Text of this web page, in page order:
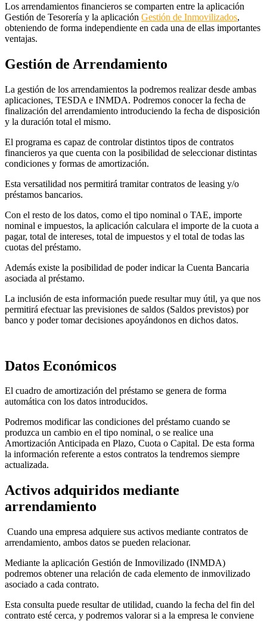
Los arrendamientos financieros se comparten entre la aplicación
Gestión de Tesorería y la aplicación Gestión de Inmovilizados,
obteniendo de forma independiente en cada una de ellas importantes
ventajas.
Gestión de Arrendamiento
La gestión de los arrendamientos la podremos realizar desde ambas
aplicaciones, TESDA e INMDA. Podremos conocer la fecha de
finalización del arrendamiento introduciendo la fecha de disposición
y la duración total el mismo.
El programa es capaz de controlar distintos tipos de contratos
financieros ya que cuenta con la posibilidad de seleccionar distintas
condiciones y formas de amortización.
Esta versatilidad nos permitirá tramitar contratos de leasing y/o
préstamos bancarios.
Con el resto de los datos, como el tipo nominal o TAE, importe
nominal e impuestos, la aplicación calculara el importe de la cuota a
pagar, total de intereses, total de impuestos y el total de todas las
cuotas del préstamo.
Además existe la posibilidad de poder indicar la Cuenta Bancaria
asociada al préstamo.
La inclusión de esta información puede resultar muy útil, ya que nos
permitirá efectuar las previsiones de saldos (Saldos previstos) por
banco y poder tomar decisiones apoyándonos en dichos datos.
Datos Económicos
El cuadro de amortización del préstamo se genera de forma
automática con los datos introducidos.
Podremos modificar las condiciones del préstamo cuando se
produzca un cambio en el tipo nominal, o se realice una
Amortización Anticipada en Plazo, Cuota o Capital. De esta forma
la información referente a estos contratos la tendremos siempre
actualizada.
Activos adquiridos mediante
arrendamiento
Cuando una empresa adquiere sus activos mediante contratos de
arrendamiento, ambos datos se pueden relacionar.
Mediante la aplicación Gestión de Inmovilizado (INMDA)
podremos obtener una relación de cada elemento de inmovilizado
asociado a cada contrato.
Esta consulta puede resultar de utilidad, cuando la fecha del fin del
contrato esté cerca, y podremos valorar si a la empresa le conviene